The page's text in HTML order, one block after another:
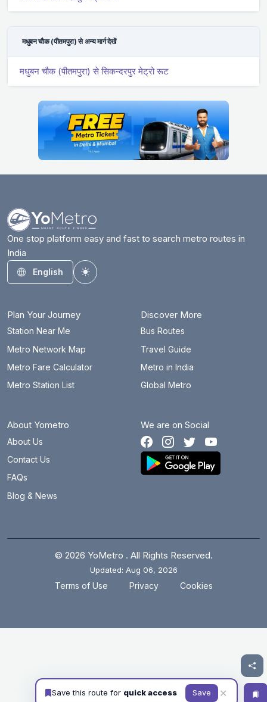
मधुबन चौक (पीतमपुरा) से अन्य मार्ग देखें
मधुबन चौक (पीतमपुरा) से सिकन्दरपुर मेट्रो रूट
One stop platform easy and fast to search metro routes in
India
English
Toggle theme
Plan Your Journey
Station Near Me
Metro Network Map
Metro Fare Calculator
Metro Station List
Discover More
Bus Routes
Travel Guide
Metro in India
Global Metro
About Yometro
About Us
Contact Us
FAQs
Blog & News
We are on Social
© 2026 YoMetro . All Rights Reserved.
Updated: Aug 06, 2026
Terms of Use Privacy Cookies
Save this route for quick access Save ✕